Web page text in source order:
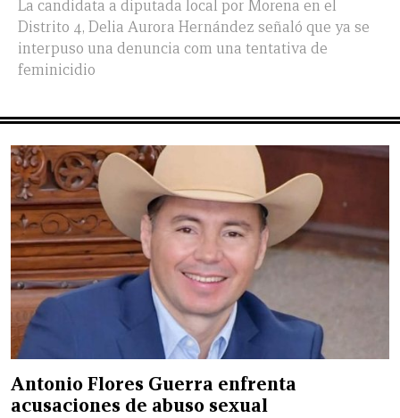
La candidata a diputada local por Morena en el
Distrito 4, Delia Aurora Hernández señaló que ya se
interpuso una denuncia com una tentativa de
feminicidio
Antonio Flores Guerra enfrenta
acusaciones de abuso sexual